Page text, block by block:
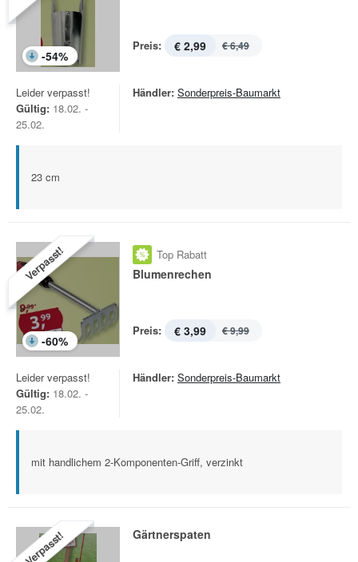
-54%
Preis: € 2,99 € 6,49
Leider verpasst!
Gültig: 18.02. -
25.02.
Händler: Sonderpreis-Baumarkt
23 cm
Verpasst!
-60%
Top Rabatt
Blumenrechen
Preis: € 3,99 € 9,99
Leider verpasst!
Gültig: 18.02. -
25.02.
Händler: Sonderpreis-Baumarkt
mit handlichem 2-Komponenten-Griff, verzinkt
Verpasst! Gärtnerspaten